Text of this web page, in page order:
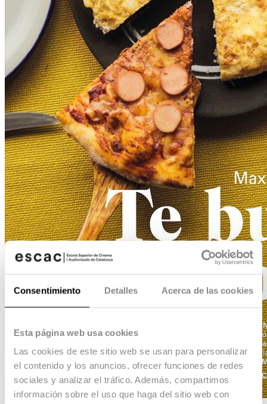
Consentimiento Detalles Acerca de las cookies
Esta página web usa cookies
Las cookies de este sitio web se usan para personalizar
el contenido y los anuncios, ofrecer funciones de redes
sociales y analizar el tráfico. Además, compartimos
información sobre el uso que haga del sitio web con